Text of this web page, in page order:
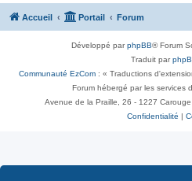
Accueil Portail Forum
Développé parphpBB® Forum
Traduit par
Communauté EzCom : « Traductions
Forum hébergé par les services
Avenue de la Praille, 26 - 1227
Confidentialité